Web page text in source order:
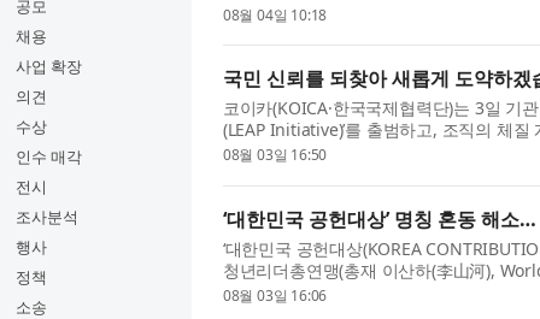
공모
채용
사업 확장
의견
수상
인수 매각
전시
조사분석
행사
정책
소송
매도증권담보대출 금리 체계를 연 6.95%
08월 04일 10:18
국민 신뢰를 되찾아 새롭게 도약하겠
코이카(KOICA·한국국제협력단)는 3일 기
(LEAP Initiative)’를 출범하고, 조직의 체
비상경영체제에서 흔들림 없는 사업 수행
08월 03일 16:50
‘대한민국 공헌대상’ 명칭 혼동 해
‘대한민국 공헌대상(KOREA
청년리더총연맹(총재 이산하(李山河),
인 세계언론협회(회장 이치수)는 세계청년
08월 03일 16:06